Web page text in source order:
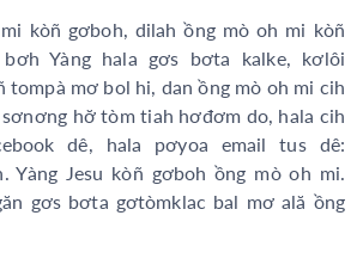
kòñ gơboh, dilah ồng mò oh mi kòñ
Yàng hala gơs bơta kalke, kơlôi
tompà mơ bol hi, dan ồng mò oh mi cih
hơ̆ tòm tiah hơđơm do, hala cih
dê, hala pơyoa email tus dê:
Yàng Jesu kòñ gơboh ồng mò oh mi.
gơs bơta gơtòmklac bal mơ ală ồng